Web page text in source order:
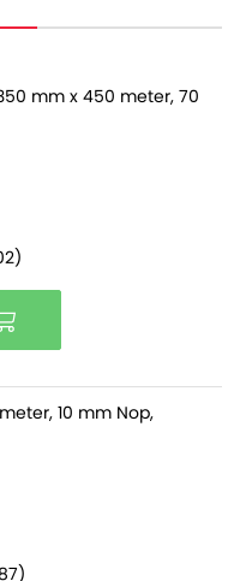
Op een volle
mm x 450 meter, 70
10 mm Nop,